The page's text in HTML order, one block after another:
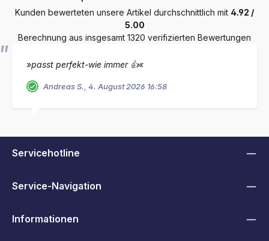
Kunden bewerteten unsere Artikel durchschnittlich mit 4.92 /
5.00
Berechnung aus insgesamt 1320 verifizierten Bewertungen
»passt perfekt-wie immer 👍«
Andreas S., 4. August 2026 16:58
Servicehotline
Service-Navigation
Informationen